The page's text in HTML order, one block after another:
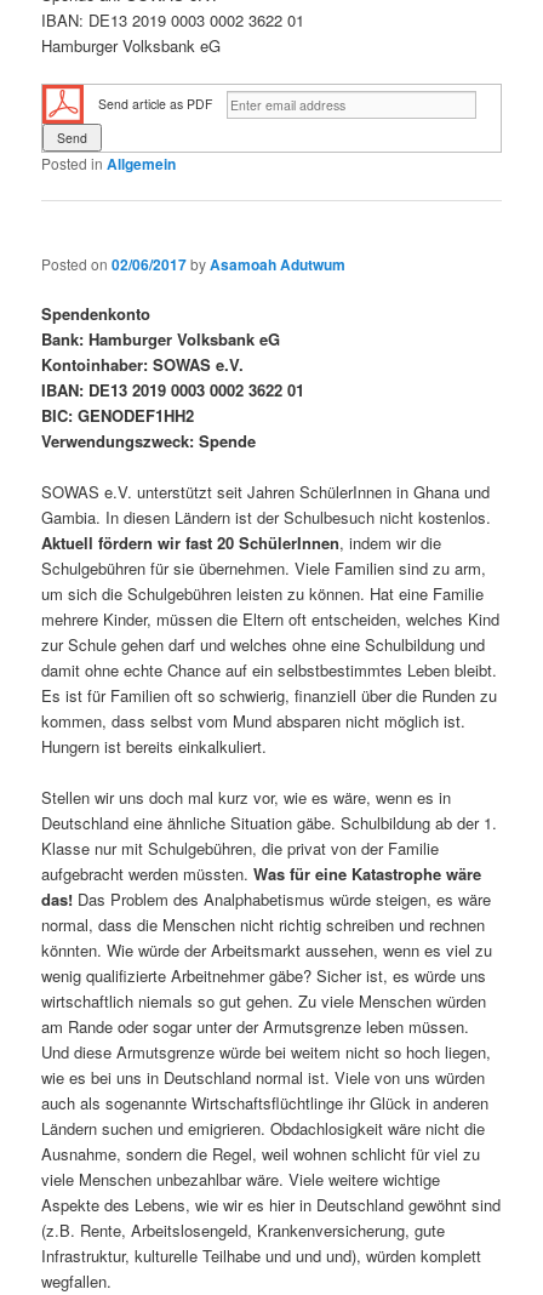
IBAN: DE13 2019 0003 0002 3622 01
Hamburger Volksbank eG
Send article as PDF
Posted in Allgemein
Posted on02/06/2017byAsamoah Adutwum
Spendenkonto
Bank: Hamburger Volksbank eG
Kontoinhaber: SOWAS e.V.
IBAN: DE13 2019 0003 0002 3622 01
BIC: GENODEF1HH2
Verwendungszweck: Spende
SOWAS e.V. unterstützt seit Jahren SchülerInnen in Ghana und
Gambia. In diesen Ländern ist der Schulbesuch nicht kostenlos.
Aktuell fördern wir fast 20 SchülerInnen, indem wir die
Schulgebühren für sie übernehmen. Viele Familien sind zu arm,
um sich die Schulgebühren leisten zu können. Hat eine Familie
mehrere Kinder, müssen die Eltern oft entscheiden, welches Kind
zur Schule gehen darf und welches ohne eine Schulbildung und
damit ohne echte Chance auf ein selbstbestimmtes Leben bleibt.
Es ist für Familien oft so schwierig, finanziell über die Runden zu
kommen, dass selbst vom Mund absparen nicht möglich ist.
Hungern ist bereits einkalkuliert.
Stellen wir uns doch mal kurz vor, wie es wäre, wenn es in
Deutschland eine ähnliche Situation gäbe. Schulbildung ab der 1.
Klasse nur mit Schulgebühren, die privat von der Familie
aufgebracht werden müssten.Was für eine Katastrophe wäre
das! Das Problem des Analphabetismus würde steigen, es wäre
normal, dass die Menschen nicht richtig schreiben und rechnen
könnten. Wie würde der Arbeitsmarkt aussehen, wenn es viel zu
wenig qualifizierte Arbeitnehmer gäbe? Sicher ist, es würde uns
wirtschaftlich niemals so gut gehen. Zu viele Menschen würden
am Rande oder sogar unter der Armutsgrenze leben müssen.
Und diese Armutsgrenze würde bei weitem nicht so hoch liegen,
wie es bei uns in Deutschland normal ist. Viele von uns würden
auch als sogenannte Wirtschaftsflüchtlinge ihr Glück in anderen
Ländern suchen und emigrieren. Obdachlosigkeit wäre nicht die
Ausnahme, sondern die Regel, weil wohnen schlicht für viel zu
viele Menschen unbezahlbar wäre. Viele weitere wichtige
Aspekte des Lebens, wie wir es hier in Deutschland gewöhnt sind
(z.B. Rente, Arbeitslosengeld, Krankenversicherung, gute
Infrastruktur, kulturelle Teilhabe und und und), würden komplett
wegfallen.